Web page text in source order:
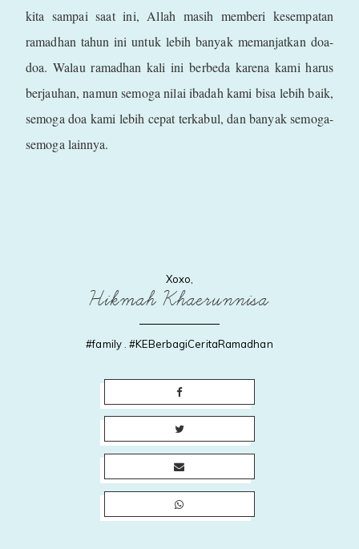
kita sampai saat ini, Allah masih memberi kesempatan
ramadhan tahun ini untuk lebih banyak memanjatkan doa-
doa. Walau ramadhan kali ini berbeda karena kami harus
berjauhan, namun semoga nilai ibadah kami bisa lebih baik,
semoga doa kami lebih cepat terkabul, dan banyak semoga-
semoga lainnya.
Xoxo,
Hikmah Khaerunnisa
#family.#KEBerbagiCeritaRamadhan